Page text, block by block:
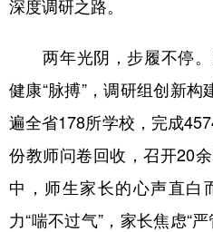
多语种频道
English Español
Русский язык
Deutsch Português
深度调研之路。
两年光阴，步履不停。
健康“脉搏”，调研组创新构
遍全省178所学校，完成
份教师问卷回收，召开20
中，师生家长的心声直白
力“喘不过气”，家长焦虑“